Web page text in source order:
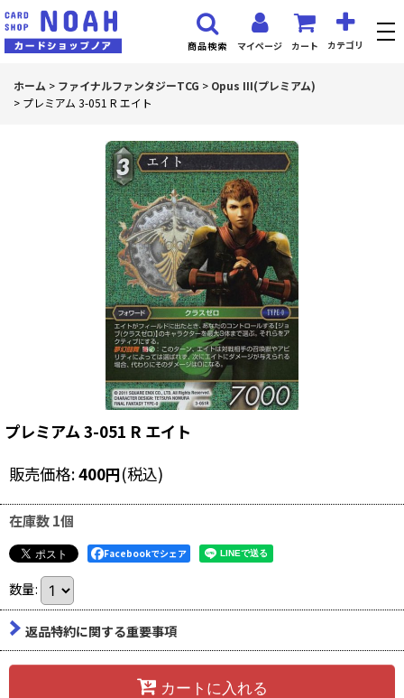
マイページ カート カテゴリ
商品検索
ホーム > ファイナルファンタジーTCG > Opus III(プレミアム)
> プレミアム 3-051 R エイト
プレミアム 3-051 R エイト
販売価格:400円(税込)
在庫数 1個
Facebookでシェア
数量:
返品特約に関する重要事項
カートに入れる